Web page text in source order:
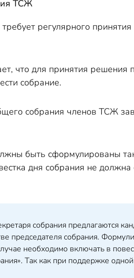
ТСЖ
регулярного
что для принятия решения
собрание.
собрания членов ТСЖ
быть сформулированы
дня собрания не
собрания предлагаются
председателя собрания.
необходимо включать в
Так как при поддержке